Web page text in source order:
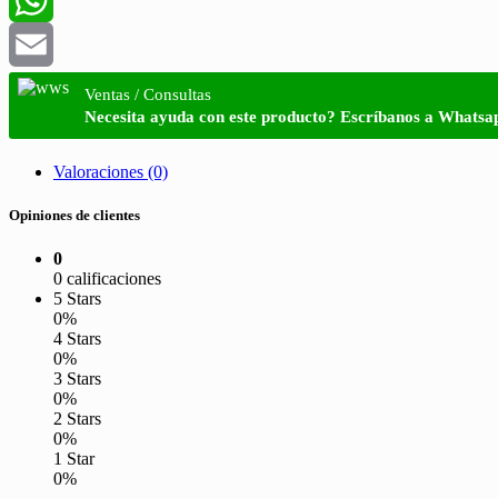
WhatsApp
Email
Ventas / Consultas
Necesita ayuda con este producto? Escríbanos a
Valoraciones (0)
Opiniones de clientes
0
0 calificaciones
5 Stars
0%
4 Stars
0%
3 Stars
0%
2 Stars
0%
1 Star
0%